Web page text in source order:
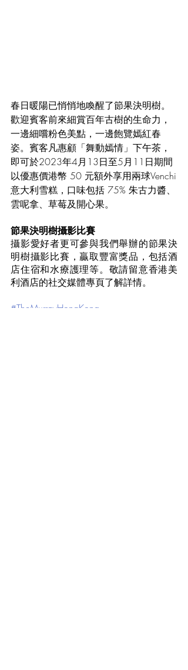
春日暖陽已悄悄地喚醒了節果決明樹。
歡迎賓客前來細賞百年古樹的生命力，
一邊細嚐粉色美點，一邊飽覽嫣紅春
姿。賓客凡惠顧「舞動嫣情」下午茶，
即可於2023年4月13日至5月11日期間
以優惠價港幣 50 元額外享用兩球Venchi
意大利雪糕，口味包括 75% 朱古力醬、
雲呢拿、草莓及開心果。
節果決明樹攝影比賽
攝影愛好者更可參與我們舉辦的節果決
明樹攝影比賽，贏取豐富獎品，包括酒
店住宿和水療護理等。敬請留意香港美
利酒店的社交媒體專頁了解詳情。
#TheMurrayHongKong